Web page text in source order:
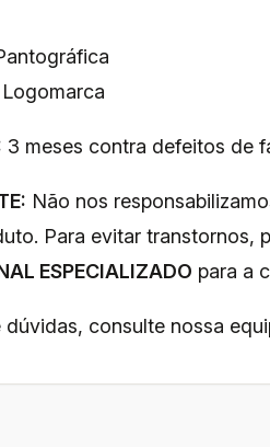
3 meses contra defeitos de
Não nos
Para evitar transtornos,
ESPECIALIZADO para a
dúvidas, consulte nossa